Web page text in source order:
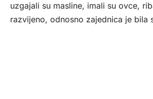
uzgajali su masline, imali su ovce,
razvijeno, odnosno zajednica je bila